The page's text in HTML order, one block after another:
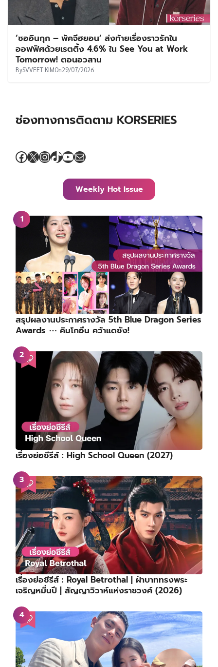
‘ซออินกุก – พัคจีฮยอน’ ส่งท้ายเรื่องราวรักใน
ออฟฟิศด้วยเรตติ้ง 4.6% ใน See You at Work
Tomorrow! ตอนอวสาน
BySVVEET KIMOn29/07/2026
ช่องทางการติดตาม KORSERIES
Facebook
X Instagram
TikTok
YouTube
Mail
Weekly Hot Issue
สรุปผลงานประกาศรางวัล 5th Blue Dragon Series
Awards ⋯ คิมโกอึน คว้าแดซัง!
เรื่องย่อซีรีส์ : High School Queen (2027)
เรื่องย่อซีรีส์ : Royal Betrothal | ฝ่าบาททรงพระ
เจริญหมื่นปี | สัญญาวิวาห์แห่งราชวงศ์ (2026)